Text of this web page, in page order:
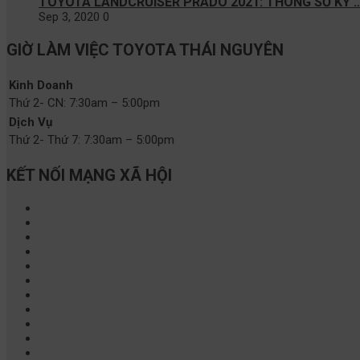
Sep 3, 2020 0
GIỜ LÀM VIỆC TOYOTA THÁI NGUYÊN
Kinh Doanh
Thứ 2- CN: 7:30am – 5:00pm
Dịch Vụ
Thứ 2- Thứ 7: 7:30am – 5:00pm
KẾT NỐI MẠNG XÃ HỘI